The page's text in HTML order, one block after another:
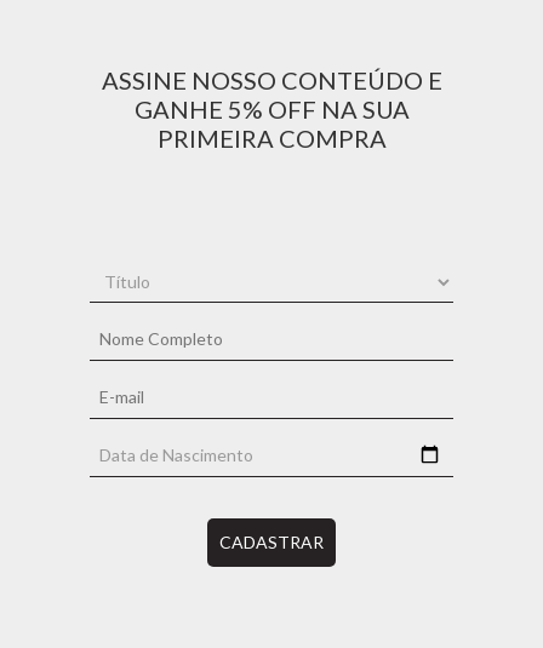
ASSINE NOSSO CONTEÚDO E
GANHE 5% OFF NA SUA
PRIMEIRA COMPRA
CADASTRAR